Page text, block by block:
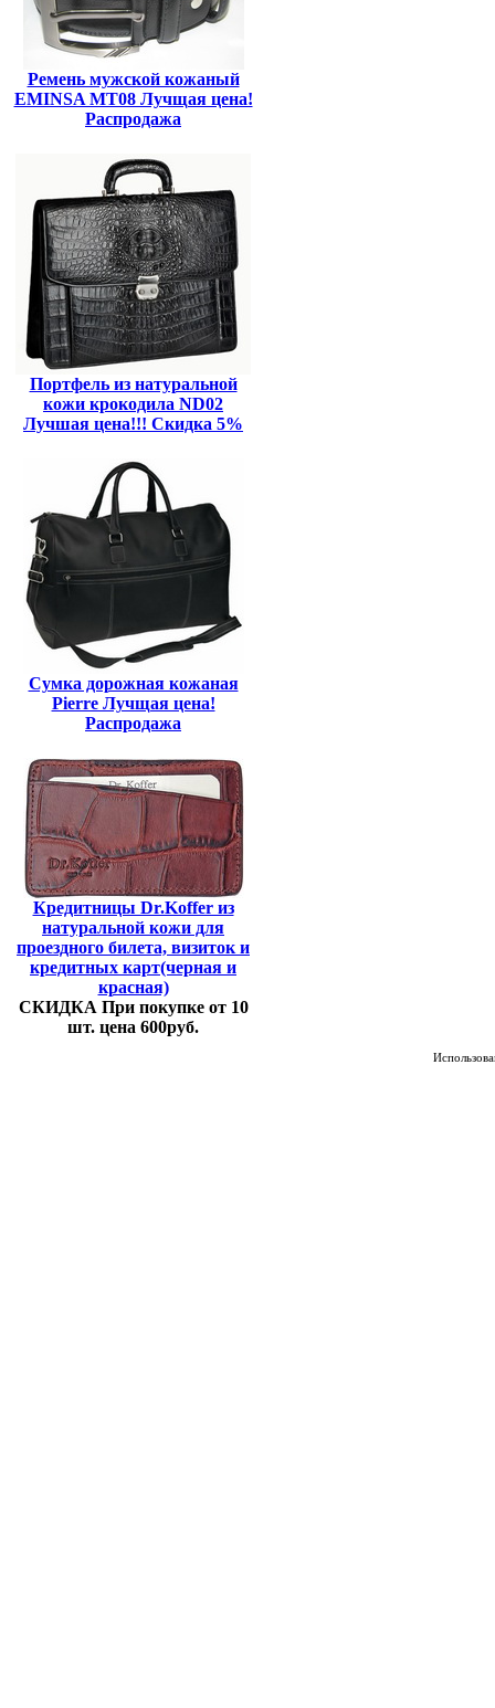
Ремень мужской кожаный
EMINSA MT08 Лучщая цена!
Распродажа
Портфель из натуральной
кожи крокодила ND02
Лучшая цена!!! Скидка 5%
Сумка дорожная кожаная
Pierre Лучщая цена!
Распродажа
Кредитницы Dr.Koffer из
натуральной кожи для
проездного билета, визиток и
кредитных карт(черная и
красная)
СКИДКА При покупке от 10
шт. цена 600руб.